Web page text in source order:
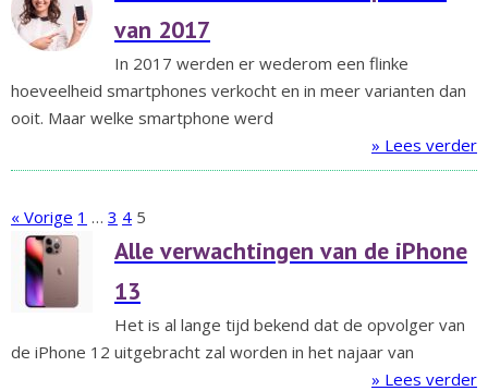
van 2017
In 2017 werden er wederom een flinke
hoeveelheid smartphones verkocht en in meer varianten dan
ooit. Maar welke smartphone werd
» Lees verder
« Vorige 1 … 3 4 5
Alle verwachtingen van de iPhone
13
Het is al lange tijd bekend dat de opvolger van
de iPhone 12 uitgebracht zal worden in het najaar van
» Lees verder